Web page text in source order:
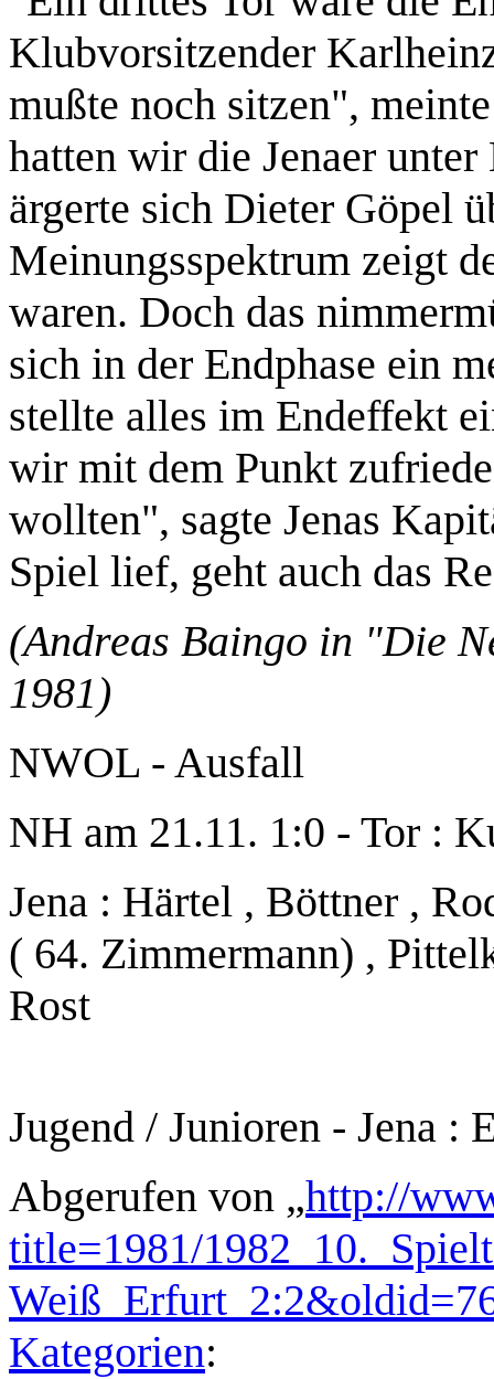
Klubvorsitzender
mußte noch sitzen",
hatten wir die Jenaer
ärgerte sich Dieter Göpel
Meinungsspektrum zeigt
waren. Doch das
sich in der Endphase ein
stellte alles im Endeffekt
wir mit dem Punkt
wollten", sagte Jenas
Spiel lief, geht auch das
(Andreas Baingo in "Die
1981)
NWOL - Ausfall
NH am 21.11. 1:0 - Tor :
Jena : Härtel , Böttner ,
( 64. Zimmermann) ,
Rost
Jugend / Junioren - Jena :
Abgerufen von „http://
title=1981/
Kategorien: